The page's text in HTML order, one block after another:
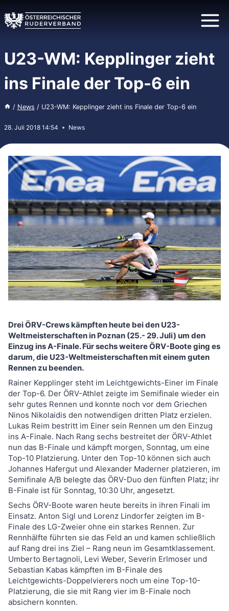
Inhalt
springen
U23-WM: Kepplinger zieht
ins Finale der Top-6 ein
/ News / U23-WM: Kepplinger zieht ins Finale der Top-6 ein
28. Juli 2018 14:54 News
Drei ÖRV-Crews kämpften heute bei den U23-
Weltmeisterschaften in Poznan (25.- 29. Juli) um den
Einzug ins A-Finale. Für sechs weitere ÖRV-Boote ging es
darum, die U23-Weltmeisterschaften mit einem guten
Rennen zu beenden.
Rainer Kepplinger steht im Leichtgewichts-Einer im Finale
der Top-6. Der ÖRV-Athlet zeigte im Semifinale wieder ein
sehr gutes Rennen und konnte noch vor dem Griechen
Ninos Nikolaidis den notwendigen dritten Platz erzielen.
Lukas Reim bestritt im Einer sein Rennen um den Einzug
ins A-Finale. Nach Rang sechs bestreitet der ÖRV-Athlet
nun das B-Finale und kämpft morgen, Sonntag, um eine
Top-10 Platzierung. Unter den Top-10 können sich auch
Johannes Hafergut und Alexander Maderner platzieren, im
Semifinale A/B belegte das ÖRV-Duo den fünften Platz; ihr
B-Finale ist für Sonntag, 10:30 Uhr, angesetzt.
Sechs ÖRV-Boote waren heute bereits in ihren Finali im
Einsatz. Anton Sigl und Lorenz Lindorfer zeigten im B-
Finale des LG-Zweier ohne ein starkes Rennen. Zur
Rennhälfte führten sie das Feld an und kamen schließlich
auf Rang drei ins Ziel – Rang neun im Gesamtklassement.
Umberto Bertagnoli, Levi Weber, Severin Erlmoser und
Sebastian Kabas kämpften im B-Finale des
Leichtgewichts-Doppelvierers noch um eine Top-10-
Platzierung, die sie mit Rang vier im B-Finale noch
absichern konnten.